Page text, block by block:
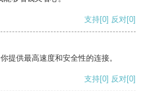
支持[0] 反对[0]
提供最高速度和安全性的连接。
支持[0] 反对[0]